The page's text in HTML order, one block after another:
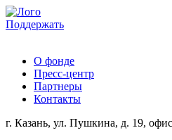
Поддержать
О фонде
Пресс-центр
Партнеры
Контакты
г. Казань, ул. Пушкина, д. 19,